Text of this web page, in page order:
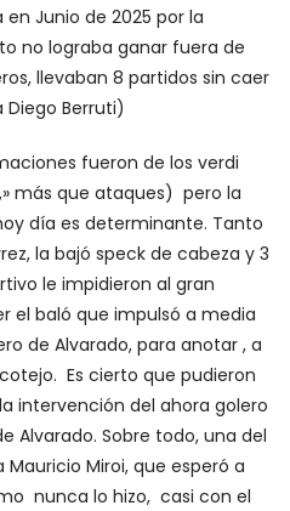
Junio de 2025 por la
no lograba ganar fuera de
llevaban 8 partidos sin caer
Berruti)
fueron de los verdi
más que ataques) pero la
día es determinante. Tanto
la bajó speck de cabeza y 3
le impidieron al gran
el baló que impulsó a media
de Alvarado, para anotar , a
Es cierto que pudieron
intervención del ahora golero
Alvarado. Sobre todo, una del
Miroi, que esperó a
nunca lo hizo, casi con el